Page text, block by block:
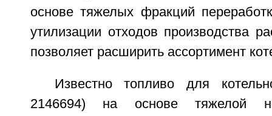
основе тяжелых фракций
утилизации отходов производства
позволяет расширить ассортимент
Известно топливо для
2146694) на основе тяжелой